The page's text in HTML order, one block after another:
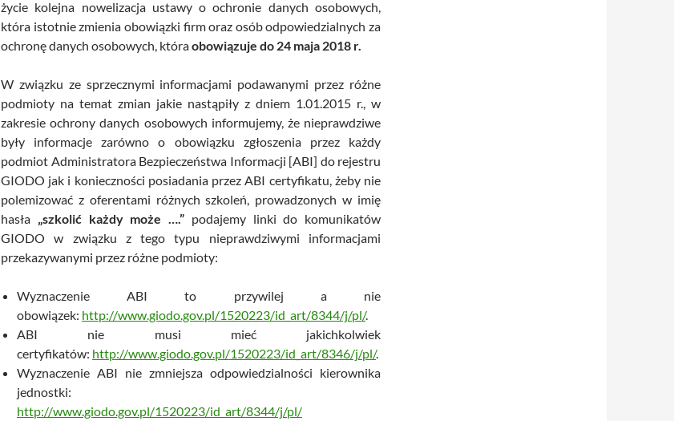
życie kolejna nowelizacja ustawy o ochronie danych osobowych,
która istotnie zmienia obowiązki firm oraz osób odpowiedzialnych za
ochronę danych osobowych, któraobowiązuje do 24 maja 2018 r.
W związku ze sprzecznymi informacjami podawanymi przez różne
podmioty na temat zmian jakie nastąpiły z dniem 1.01.2015 r., w
zakresie ochrony danych osobowych informujemy, że nieprawdziwe
były informacje zarówno o obowiązku zgłoszenia przez każdy
podmiot Administratora Bezpieczeństwa Informacji [ABI] do rejestru
GIODO jak i konieczności posiadania przez ABI certyfikatu, żeby nie
polemizować z oferentami różnych szkoleń, prowadzonych w imię
hasła „szkolić każdy może ….” podajemy linki do komunikatów
GIODO w związku z tego typu nieprawdziwymi informacjami
przekazywanymi przez różne podmioty:
Wyznaczenie ABI to przywilej a nie
obowiązek: http://www.giodo.gov.pl/1520223/id_art/8344/j/pl/.
ABI nie musi mieć jakichkolwiek
certyfikatów: http://www.giodo.gov.pl/1520223/id_art/8346/j/pl/.
Wyznaczenie ABI nie zmniejsza odpowiedzialności kierownika
jednostki:
http://www.giodo.gov.pl/1520223/id_art/8344/j/pl/